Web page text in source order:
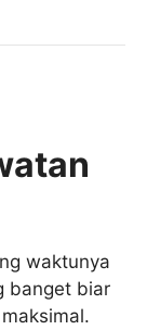
waktunya
banget biar